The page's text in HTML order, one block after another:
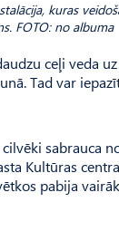
kuras
FOTO: no albuma
ceļi veda
Tad var
sabrauca
Kultūras
pabija